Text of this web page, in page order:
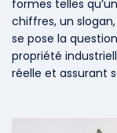
formes telles
chiffres, un
se pose la
propriété
réelle et assurant